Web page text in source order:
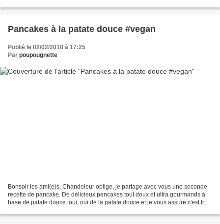
Pancakes à la patate douce #vegan
Publié le 02/02/2018 à 17:25
Par poupougnette
Bonsoir les ami(e)s, Chandeleur oblige, je partage avec vous une seconde
recette de pancake. De délicieux pancakes tout doux et ultra gourmands à
base de patate douce. oui, oui de la patate douce et je vous assure c'est très